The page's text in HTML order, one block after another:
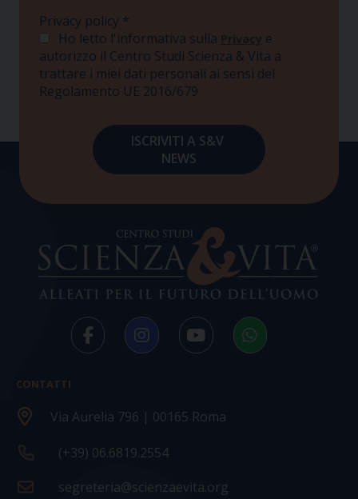
Privacy policy *
Ho letto l'informativa sulla Privacy e
autorizzo il Centro Studi Scienza & Vita a
trattare i miei dati personali ai sensi del
Regolamento UE 2016/679
CONTATTI
Via Aurelia 796 | 00165 Roma
(+39) 06.6819.2554
segreteria@scienzaevita.org